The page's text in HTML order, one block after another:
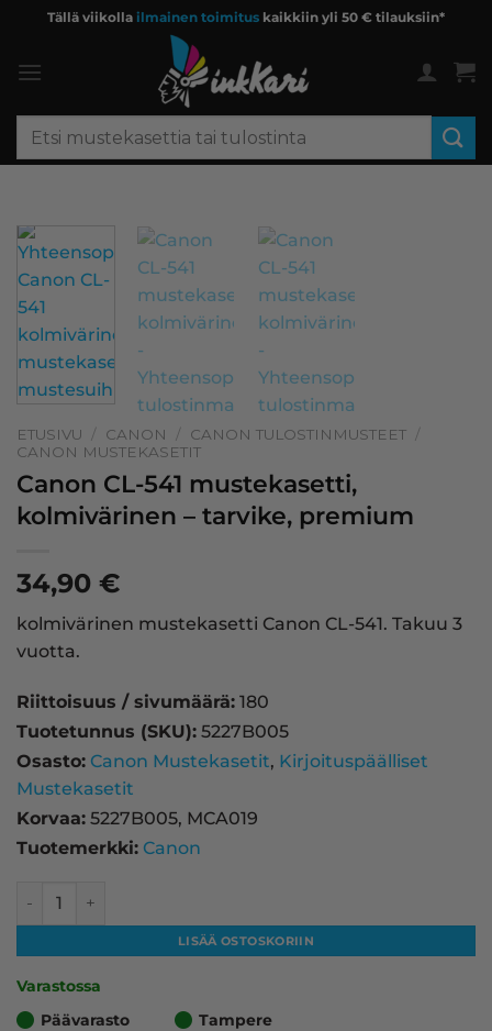
content
Tällä viikolla ilmainen toimitus kaikkiin yli 50 € tilauksiin*
Etsi:
ETUSIVU / CANON / CANON TULOSTINMUSTEET /
CANON MUSTEKASETIT
Canon CL-541 mustekasetti,
kolmivärinen – tarvike, premium
34,90 €
kolmivärinen mustekasetti Canon CL-541. Takuu 3
vuotta.
Riittoisuus / sivumäärä: 180
Tuotetunnus (SKU): 5227B005
Osasto: Canon Mustekasetit, Kirjoituspäälliset
Mustekasetit
Korvaa: 5227B005, MCA019
Tuotemerkki: Canon
Canon CL-541 mustekasetti, kolmivärinen – tarvike,
LISÄÄ OSTOSKORIIN
Varastossa
Päävarasto
Tampere